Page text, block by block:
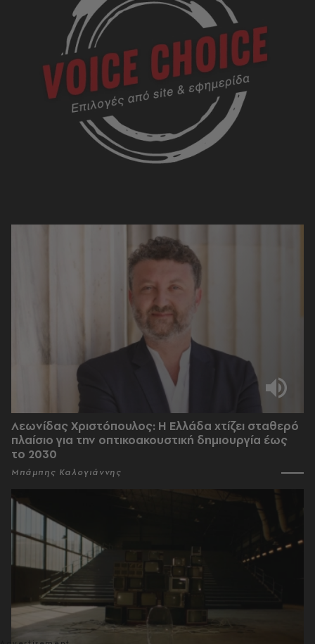
Λεωνίδας Χριστόπουλος: Η Ελλάδα χτίζει σταθερό
πλαίσιο για την οπτικοακουστική δημιουργία έως
το 2030
Μπάμπης Καλογιάννης